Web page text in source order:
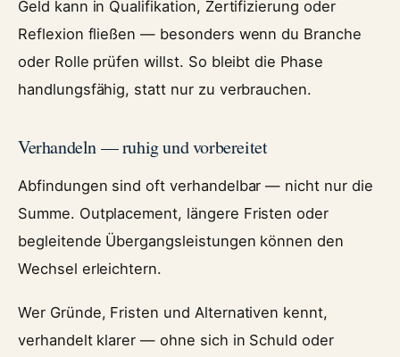
Geld kann in Qualifikation, Zertifizierung oder
Reflexion fließen — besonders wenn du Branche
oder Rolle prüfen willst. So bleibt die Phase
handlungsfähig, statt nur zu verbrauchen.
Verhandeln — ruhig und vorbereitet
Abfindungen sind oft verhandelbar — nicht nur die
Summe. Outplacement, längere Fristen oder
begleitende Übergangsleistungen können den
Wechsel erleichtern.
Wer Gründe, Fristen und Alternativen kennt,
verhandelt klarer — ohne sich in Schuld oder